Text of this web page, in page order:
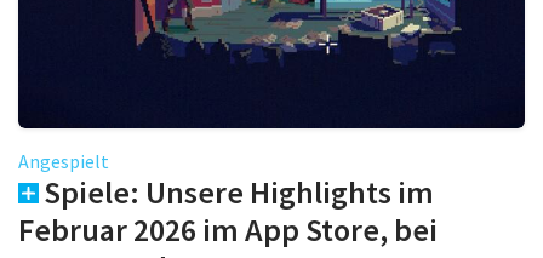
Angespielt
Spiele: Unsere Highlights im
Februar 2026 im App Store, bei